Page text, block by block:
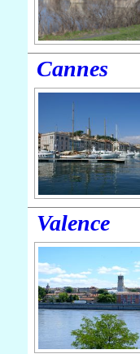
Cannes
Valence